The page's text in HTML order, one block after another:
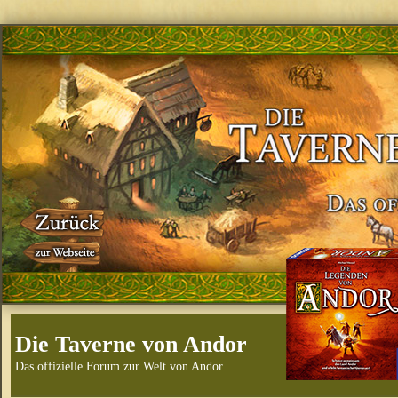
Die Taverne von Andor
Das offizielle Forum zur Welt von Andor